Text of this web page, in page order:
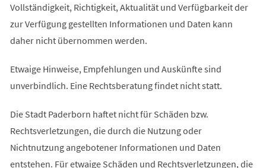
Vollständigkeit, Richtigkeit, Aktualität und Verfügbarkeit der
zur Verfügung gestellten Informationen und Daten kann
daher nicht übernommen werden.
Etwaige Hinweise, Empfehlungen und Auskünfte sind
unverbindlich. Eine Rechtsberatung findet nicht statt.
Die Stadt Paderborn haftet nicht für Schäden bzw.
Rechtsverletzungen, die durch die Nutzung oder
Nichtnutzung angebotener Informationen und Daten
entstehen. Für etwaige Schäden und Rechtsverletzungen, die